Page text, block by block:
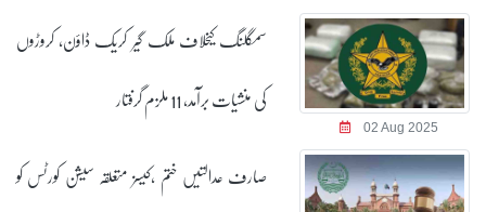
02 Aug 2025
سمگلنگ کیخلاف ملک گیر کریک ڈاؤن، کروڑوں
کی منشیات برآمد، 11 ملزم گرفتار
صارف عدالتیں ختم ،کیسز متعلقہ سیشن کورٹس کو